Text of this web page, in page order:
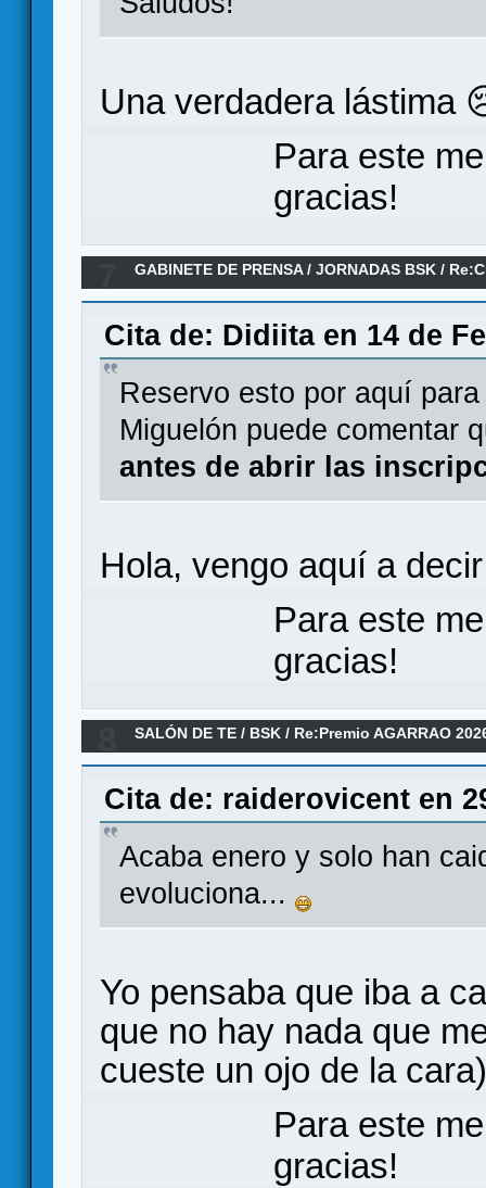
Una verdadera lástima
Para este
gracias!
GABINETE DE PRENSA/JORNADAS BSK /
Cita de: Didiita en 14 de
Reservo esto por aquí
Miguelón puede comentar
antes de abrir las
Hola, vengo aquí a
Para este
gracias!
SALÓN DE TE / BSK / Re:Premio AGARRAO
Cita de: raiderovicent en
Acaba enero y solo han
evoluciona...
Yo pensaba que iba a
que no hay nada que
cueste un ojo de la cara)
Para este
gracias!